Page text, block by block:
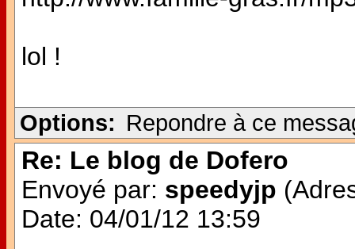
lol !
Options: Repondre à ce
Re: Le blog de Dofero
Envoyé par: speedyjp
Date: 04/01/12 13:59